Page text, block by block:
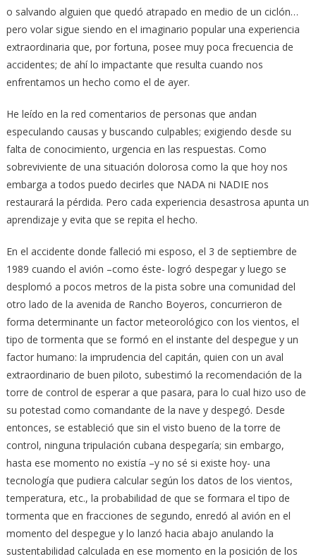
o salvando alguien que quedó atrapado en medio de un ciclón…
pero volar sigue siendo en el imaginario popular una experiencia
extraordinaria que, por fortuna, posee muy poca frecuencia de
accidentes; de ahí lo impactante que resulta cuando nos
enfrentamos un hecho como el de ayer.
He leído en la red comentarios de personas que andan
especulando causas y buscando culpables; exigiendo desde su
falta de conocimiento, urgencia en las respuestas. Como
sobreviviente de una situación dolorosa como la que hoy nos
embarga a todos puedo decirles que NADA ni NADIE nos
restaurará la pérdida. Pero cada experiencia desastrosa apunta un
aprendizaje y evita que se repita el hecho.
En el accidente donde falleció mi esposo, el 3 de septiembre de
1989 cuando el avión –como éste- logró despegar y luego se
desplomó a pocos metros de la pista sobre una comunidad del
otro lado de la avenida de Rancho Boyeros, concurrieron de
forma determinante un factor meteorológico con los vientos, el
tipo de tormenta que se formó en el instante del despegue y un
factor humano: la imprudencia del capitán, quien con un aval
extraordinario de buen piloto, subestimó la recomendación de la
torre de control de esperar a que pasara, para lo cual hizo uso de
su potestad como comandante de la nave y despegó. Desde
entonces, se estableció que sin el visto bueno de la torre de
control, ninguna tripulación cubana despegaría; sin embargo,
hasta ese momento no existía –y no sé si existe hoy- una
tecnología que pudiera calcular según los datos de los vientos,
temperatura, etc., la probabilidad de que se formara el tipo de
tormenta que en fracciones de segundo, enredó al avión en el
momento del despegue y lo lanzó hacia abajo anulando la
sustentabilidad calculada en ese momento en la posición de los